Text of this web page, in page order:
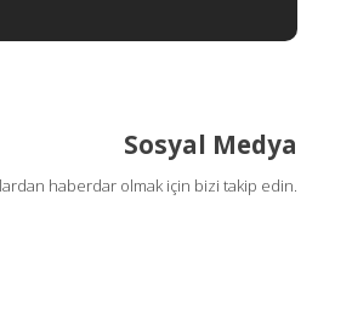
Sosyal Medya
haberdar olmak için bizi takip edin.